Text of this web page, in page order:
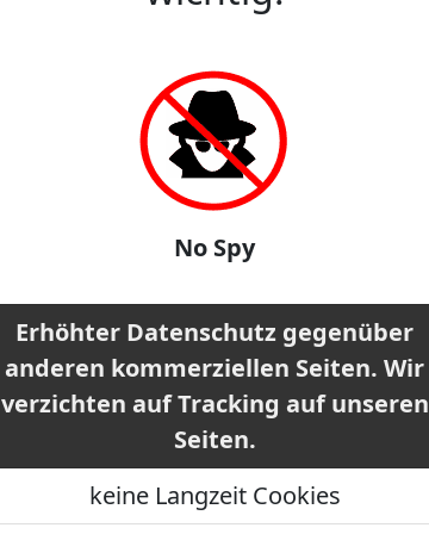
No Spy
Erhöhter Datenschutz gegenüber
anderen kommerziellen Seiten. Wir
verzichten auf Tracking auf unseren
Seiten.
keine Langzeit Cookies